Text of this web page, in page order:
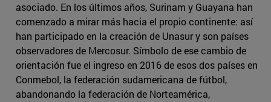
asociado. En los últimos años, Surinam y Guayana han
comenzado a mirar más hacia el propio continente: así
han participado en la creación de Unasur y son países
observadores de Mercosur. Símbolo de ese cambio de
orientación fue el ingreso en 2016 de esos dos países en
Conmebol, la federación sudamericana de fútbol,
abandonando la federación de Norteamérica,